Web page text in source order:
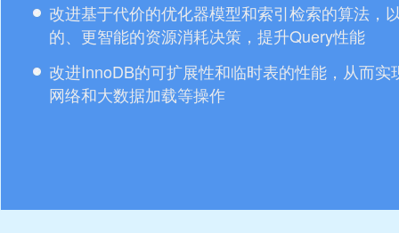
改进基于代价的优化器模型和索引检索的算法，
的、更智能的资源消耗决策，提升Query性能
改进InnoDB的可扩展性和临时表的性能，从而实
网络和大数据加载等操作